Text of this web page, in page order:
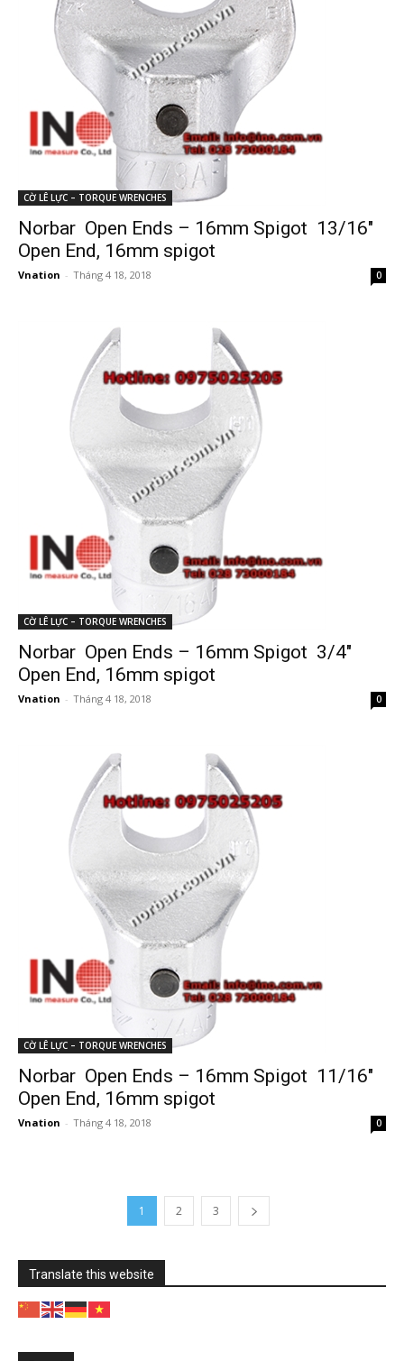
CỜ LÊ LỰC – TORQUE WRENCHES
Norbar Open Ends – 16mm Spigot 13/16″
Open End, 16mm spigot
Vnation - Tháng 4 18, 2018 0
CỜ LÊ LỰC – TORQUE WRENCHES
Norbar Open Ends – 16mm Spigot 3/4″
Open End, 16mm spigot
Vnation - Tháng 4 18, 2018 0
CỜ LÊ LỰC – TORQUE WRENCHES
Norbar Open Ends – 16mm Spigot 11/16″
Open End, 16mm spigot
Vnation - Tháng 4 18, 2018 0
1 2 3
Translate this website